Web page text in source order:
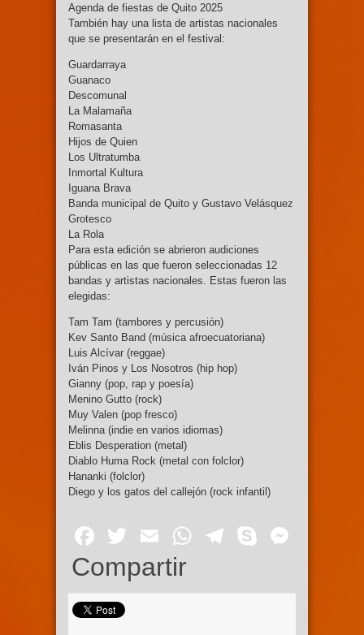
Agenda de fiestas de Quito 2025
También hay una lista de artistas nacionales
que se presentarán en el festival:
Guardarraya
Guanaco
Descomunal
La Malamaña
Romasanta
Hijos de Quien
Los Ultratumba
Inmortal Kultura
Iguana Brava
Banda municipal de Quito y Gustavo Velásquez
Grotesco
La Rola
Para esta edición se abrieron audiciones
públicas en las que fueron seleccionadas 12
bandas y artistas nacionales. Estas fueron las
elegidas:
Tam Tam (tambores y percusión)
Kev Santo Band (música afroecuatoriana)
Luis Alcívar (reggae)
Iván Pinos y Los Nosotros (hip hop)
Gianny (pop, rap y poesía)
Menino Gutto (rock)
Muy Valen (pop fresco)
Melinna (indie en varios idiomas)
Eblis Desperation (metal)
Diablo Huma Rock (metal con folclor)
Hananki (folclor)
Diego y los gatos del callejón (rock infantil)​
Facebook
Twitter
EmailWhatsApp
Telegram
Skype
Compartir